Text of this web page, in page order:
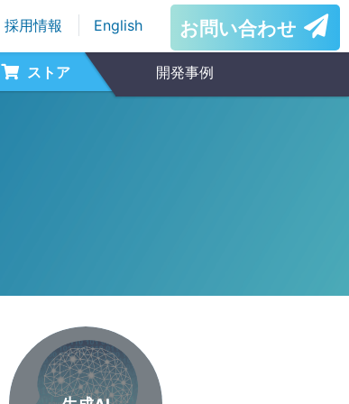
採用情報 English お問い合わせ
ストア 開発事例